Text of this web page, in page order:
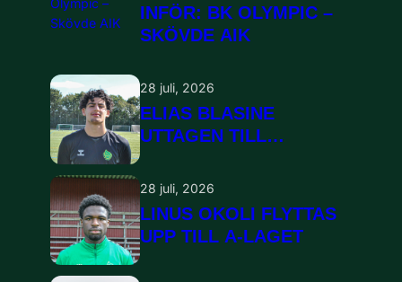
INFÖR: BK OLYMPIC –
SKÖVDE AIK
28 juli, 2026
ELIAS BLASINE
UTTAGEN TILL
28 juli, 2026
LINUS OKOLI FLYTTAS
UPP TILL A-LAGET